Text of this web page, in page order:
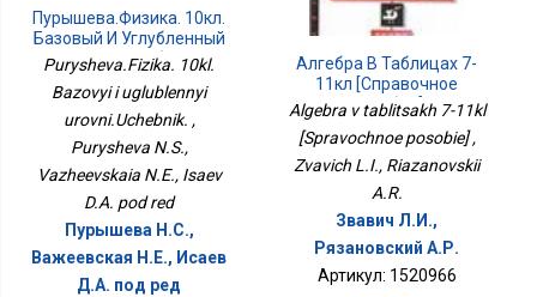
Пурышева.Физика. 10кл.
Базовый И Углубленный
Уровни.Учебник.
Purysheva.Fizika. 10kl.
Bazovyi i uglublennyi
urovni.Uchebnik. ,
Purysheva N.S.,
Vazheevskaia N.E., Isaev
D.A. pod red
Пурышева Н.С.,
Важеевская Н.Е., Исаев
Д.А. под ред
Алгебра В Таблицах 7-
11кл [Справочное
Пособие]
Algebra v tablitsakh 7-11kl
[Spravochnoe posobie] ,
Zvavich L.I., Riazanovskii
A.R.
Звавич Л.И.,
Рязановский А.Р.
Артикул: 1520966